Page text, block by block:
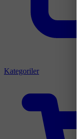
Kategoriler